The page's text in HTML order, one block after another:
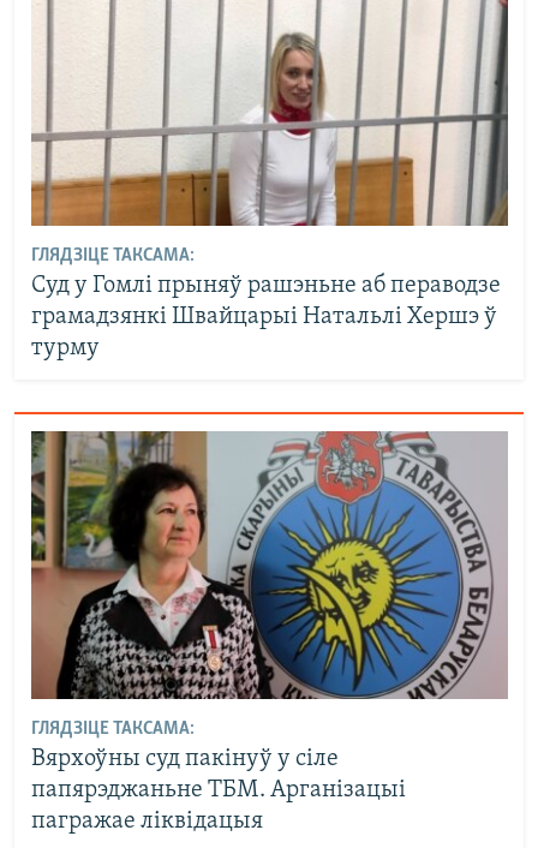
ГЛЯДЗІЦЕ ТАКСАМА:
Суд у Гомлі прыняў рашэньне аб пераводзе
грамадзянкі Швайцарыі Натальлі Хершэ ў
турму
ГЛЯДЗІЦЕ ТАКСАМА:
Вярхоўны суд пакінуў у сіле
папярэджаньне ТБМ. Арганізацыі
пагражае ліквідацыя